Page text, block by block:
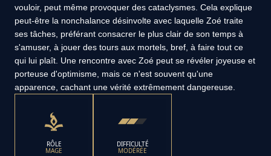
vouloir, peut même provoquer des cataclysmes. Cela explique
peut-être la nonchalance désinvolte avec laquelle Zoé traite
ses tâches, préférant consacrer le plus clair de son temps à
s'amuser, à jouer des tours aux mortels, bref, à faire tout ce
qui lui plaît. Une rencontre avec Zoé peut se révéler joyeuse et
porteuse d'optimisme, mais ce n'est souvent qu'une
apparence, cachant une vérité extrêmement dangereuse.
RÔLE
MAGE
DIFFICULTÉ
MODÉRÉE